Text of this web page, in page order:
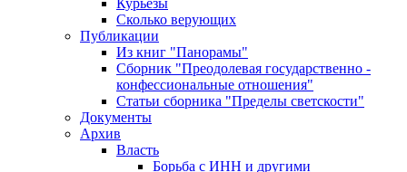
Курьезы
Сколько верующих
Публикации
Из книг "Панорамы"
Сборник "Преодолевая государственно -
конфессиональные отношения"
Статьи сборника "Пределы светскости"
Документы
Архив
Власть
Борьба с ИНН и другими